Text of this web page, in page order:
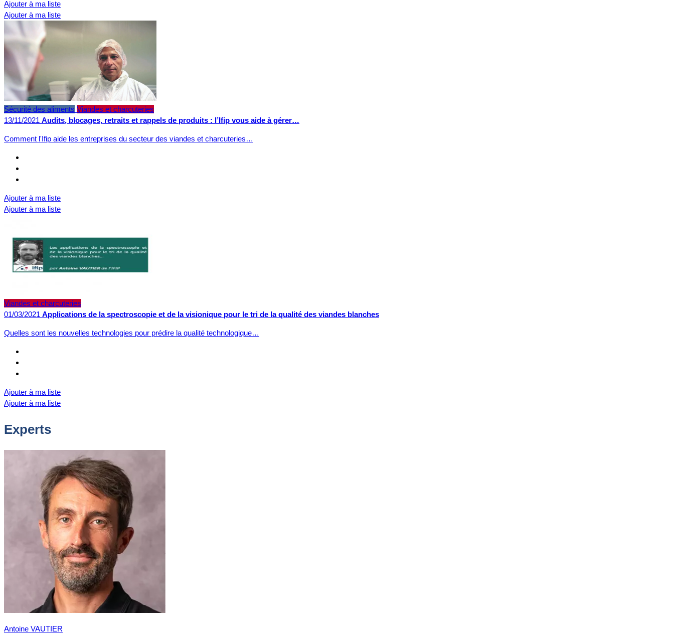
Ajouter à ma liste
Ajouter à ma liste
Sécurité des aliments Viandes et charcuteries
13/11/2021 Audits, blocages, retraits et rappels de produits : l’Ifip vous aide à gérer…
Comment l'Ifip aide les entreprises du secteur des viandes et charcuteries…
Ajouter à ma liste
Ajouter à ma liste
Viandes et charcuteries
01/03/2021 Applications de la spectroscopie et de la visionique pour le tri de la qualité des viandes blanches
Quelles sont les nouvelles technologies pour prédire la qualité technologique…
Ajouter à ma liste
Ajouter à ma liste
Experts
Antoine VAUTIER